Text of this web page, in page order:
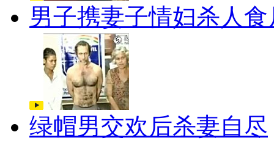
男子携妻子情妇杀人食
绿帽男交欢后杀妻自尽